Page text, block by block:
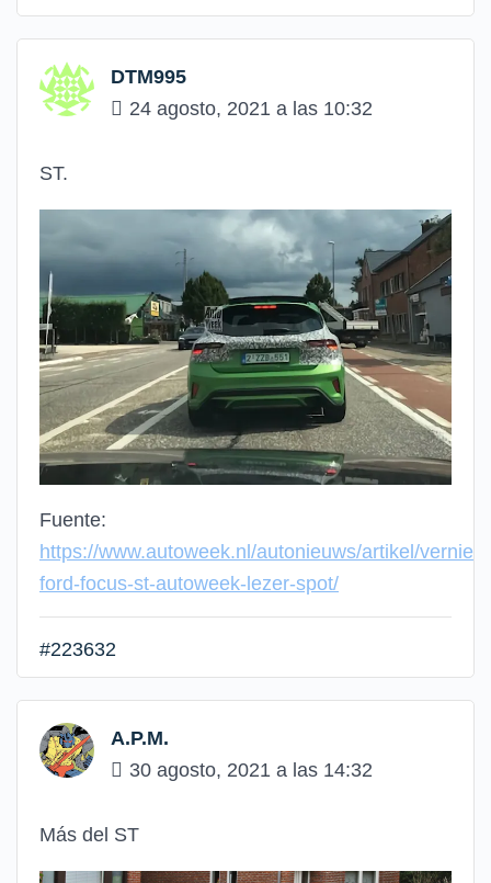
DTM995
24 agosto, 2021 a las 10:32
ST.
Fuente:
https://www.autoweek.nl/autonieuws/artikel/
ford-focus-st-autoweek-lezer-spot/
#223632
A.P.M.
30 agosto, 2021 a las 14:32
Más del ST